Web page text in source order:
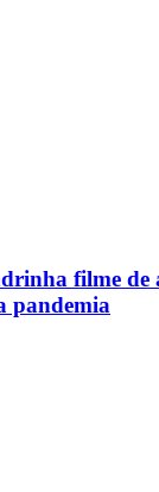
filme de
pandemia